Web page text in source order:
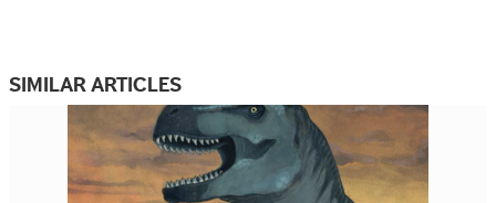
SIMILAR ARTICLES